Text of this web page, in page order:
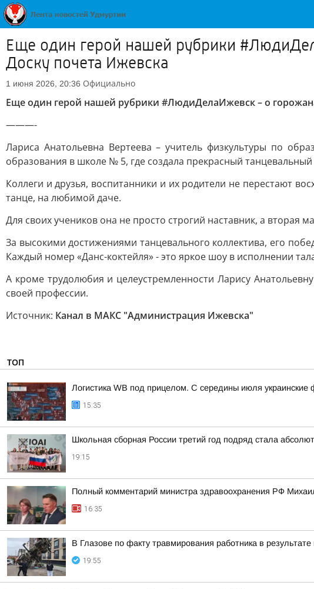
Еще один герой нашей рубрики
Доску почета Ижевска
1 июня 2026, 20:36 Официально
Еще один герой нашей рубрики #ЛюдиДелаИжевск – о
———-
Лариса Анатольевна Вертеева – учитель физкультуры по
образования в школе № 5, где создала прекрасный
Коллеги и друзья, воспитанники и их родители не перестают
танце, на любимой даче.
Для своих учеников она не просто строгий наставник, а вторая
За высокими достижениями танцевального коллектива, его
Каждый номер «Данс-коктейля» - это яркое шоу в исполнении
А кроме трудолюбия и целеустремленности Ларису
своей профессии.
Источник: Канал в МАКС "Администрация Ижевска"
ТОП
Логистика WB под прицелом. С середины июля
15:35
Школьная сборная России третий год подряд стала
19:15
Полный комментарий министра здравоохранения РФ
16:35
В Глазове по факту травмирования работника в
19:55